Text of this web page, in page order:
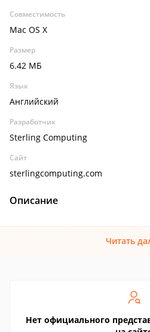
Совместимость
Mac OS X
Размер
6.42 МБ
Язык
Английский
Разработчик
Sterling Computing
Сайт
sterlingcomputing.com
Описание
Читать
Нет официального